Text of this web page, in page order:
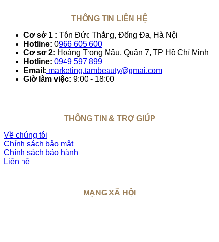
THÔNG TIN LIÊN HỆ
Cơ sở 1 : Tôn Đức Thắng, Đống Đa, Hà Nội
Hotline: 0966 605 600
Cơ sở 2: Hoàng Trọng Mậu, Quận 7, TP Hồ Chí Minh
Hotline: 0949 597 899
Email: marketing.tambeauty@gmai.com
Giờ làm việc: 9:00 - 18:00
THÔNG TIN & TRỢ GIÚP
Về chúng tôi
Chính sách bảo mật
Chính sách bảo hành
Liên hệ
MẠNG XÃ HỘI